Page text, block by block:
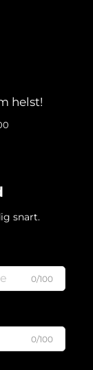
helst!
snart.
0/100
0/100